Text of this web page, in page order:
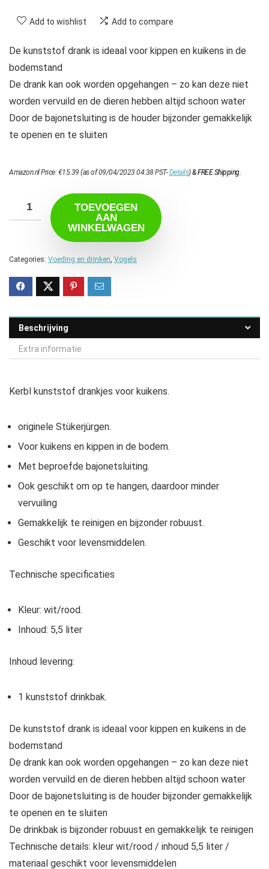
Add to wishlist Add to compare
De kunststof drank is ideaal voor kippen en kuikens in de
bodemstand
De drank kan ook worden opgehangen – zo kan deze niet
worden vervuild en de dieren hebben altijd schoon water
Door de bajonetsluiting is de houder bijzonder gemakkelijk
te openen en te sluiten
Amazon.nl Price:€15.39 (as of 09/04/2023 04:38 PST-Details)&FREE Shipping.
TOEVOEGEN
AAN
WINKELWAGEN
Categories: Voeding en drinken, Vogels
Beschrijving
Extra informatie
Kerbl kunststof drankjes voor kuikens.
originele Stükerjürgen.
Voor kuikens en kippen in de bodem.
Met beproefde bajonetsluiting.
Ook geschikt om op te hangen, daardoor minder
vervuiling
Gemakkelijk te reinigen en bijzonder robuust.
Geschikt voor levensmiddelen.
Technische specificaties
Kleur: wit/rood.
Inhoud: 5,5 liter
Inhoud levering:
1 kunststof drinkbak.
De kunststof drank is ideaal voor kippen en kuikens in de
bodemstand
De drank kan ook worden opgehangen – zo kan deze niet
worden vervuild en de dieren hebben altijd schoon water
Door de bajonetsluiting is de houder bijzonder gemakkelijk
te openen en te sluiten
De drinkbak is bijzonder robuust en gemakkelijk te reinigen
Technische details: kleur wit/rood / inhoud 5,5 liter /
materiaal geschikt voor levensmiddelen